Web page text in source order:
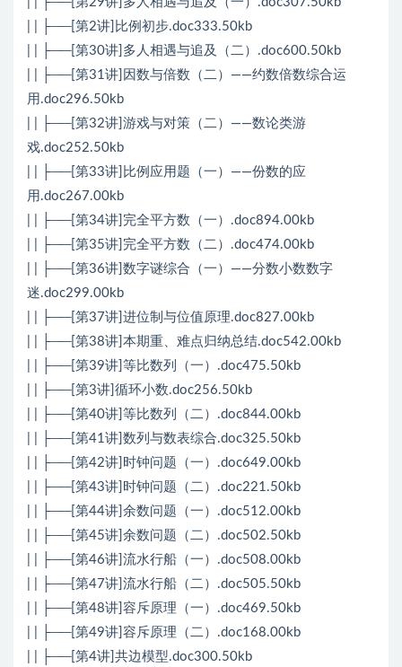
| | ├──[第2讲]比例初步.doc333.50kb
| | ├──[第30讲]多人相遇与追及（二）.doc600.50kb
| | ├──[第31讲]因数与倍数（二）——约数倍数综合运
用.doc296.50kb
| | ├──[第32讲]游戏与对策（二）——数论类游
戏.doc252.50kb
| | ├──[第33讲]比例应用题（一）——份数的应
用.doc267.00kb
| | ├──[第34讲]完全平方数（一）.doc894.00kb
| | ├──[第35讲]完全平方数（二）.doc474.00kb
| | ├──[第36讲]数字谜综合（一）——分数小数数字
迷.doc299.00kb
| | ├──[第37讲]进位制与位值原理.doc827.00kb
| | ├──[第38讲]本期重、难点归纳总结.doc542.00kb
| | ├──[第39讲]等比数列（一）.doc475.50kb
| | ├──[第3讲]循环小数.doc256.50kb
| | ├──[第40讲]等比数列（二）.doc844.00kb
| | ├──[第41讲]数列与数表综合.doc325.50kb
| | ├──[第42讲]时钟问题（一）.doc649.00kb
| | ├──[第43讲]时钟问题（二）.doc221.50kb
| | ├──[第44讲]余数问题（一）.doc512.00kb
| | ├──[第45讲]余数问题（二）.doc502.50kb
| | ├──[第46讲]流水行船（一）.doc508.00kb
| | ├──[第47讲]流水行船（二）.doc505.50kb
| | ├──[第48讲]容斥原理（一）.doc469.50kb
| | ├──[第49讲]容斥原理（二）.doc168.00kb
| | ├──[第4讲]共边模型.doc300.50kb